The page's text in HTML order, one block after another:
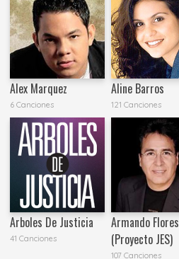
Alex Marquez
6 Canciones
Aline Barros
121 Canciones
Arboles De Justicia
41 Canciones
Armando Flores
(Proyecto JES)
107 Canciones